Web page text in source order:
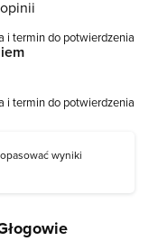
i termin do potwierdzenia
i termin do potwierdzenia
wyniki